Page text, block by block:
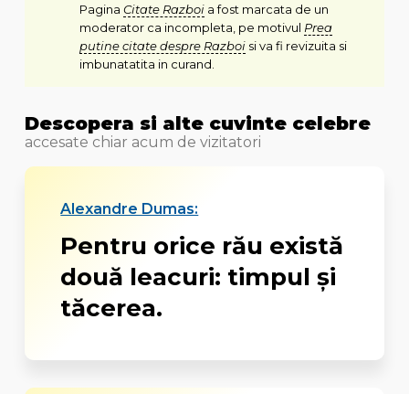
Pagina Citate Razboia fost marcata de un
moderator ca incompleta, pe motivul Prea
putine citate despre Razboisi va fi revizuita si
imbunatatita in curand.
Descopera si alte cuvinte celebre
accesate chiar acum de vizitatori
Alexandre Dumas:
Pentru orice rău există
două leacuri: timpul și
tăcerea.